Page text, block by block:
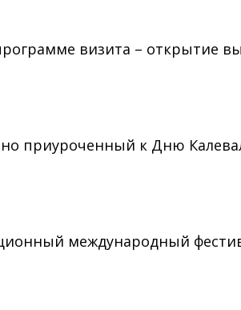
визита – открытие
приуроченный к Дню
международный